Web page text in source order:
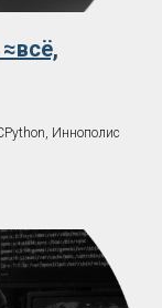
Иннополис